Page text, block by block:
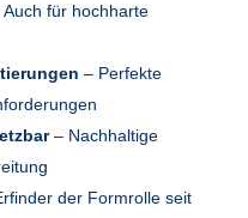
Auch für hochharte
– Perfekte
– Nachhaltige
der Formrolle seit